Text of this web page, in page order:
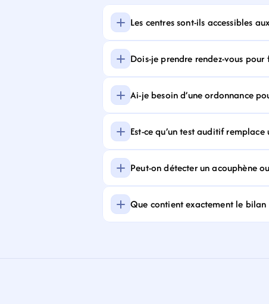
Les centres sont-ils accessibles
Dois-je prendre rendez-vous
Ai-je besoin d’une ordonnance
Est-ce qu’un test auditif remplace
Peut-on détecter un acouphène
Que contient exactement le bilan